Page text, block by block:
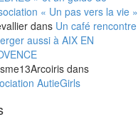
« Un pas vers la vie »
dans Un café rencontre
aussi à AIX EN
dans
AutieGirls